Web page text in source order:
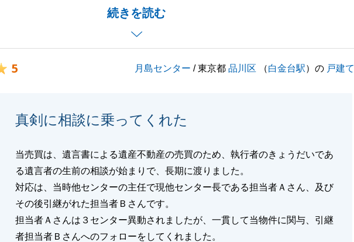
続きを読む
ルがございましたが、ご決済が終わった瞬間、私が自分のこ
としたことを思い出します。
5 月島センター / 東京都品川区 （白金台駅）の 戸建て
真剣に相談に乗ってくれた
当売買は、遺言書による遺産不動産の売買のため、執行者のきょうだいであ
る遺言者の生前の相談が始まりで、長期に渡りました。
対応は、当時他センターの主任で現他センター長である担当者Ａさん、及び
その後引継がれた担当者Ｂさんです。
担当者Ａさんは３センター異動されましたが、一貫して当物件に関与、引継
者担当者Ｂさんへのフォローをしてくれました。